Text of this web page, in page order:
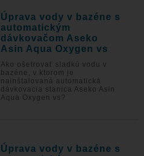
Úprava vody v bazéne s
automatickým
dávkovačom Aseko
Asin Aqua Oxygen vs
Ako ošetrovať sladkú vodu v
bazéne, v ktorom je
nainštalovaná automatická
dávkovacia stanica Aseko Asin
Aqua Oxygen vs?
Úprava vody v bazéne s